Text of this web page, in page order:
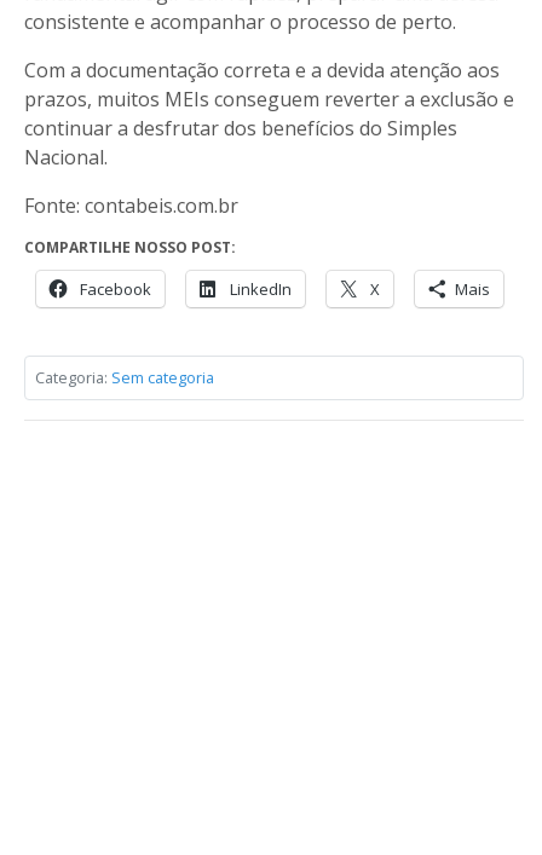
consistente e acompanhar o processo de perto.
Com a documentação correta e a devida atenção aos
prazos, muitos MEIs conseguem reverter a exclusão e
continuar a desfrutar dos benefícios do Simples
Nacional.
Fonte: contabeis.com.br
COMPARTILHE NOSSO POST:
Facebook LinkedIn X Mais
Categoria: Sem categoria